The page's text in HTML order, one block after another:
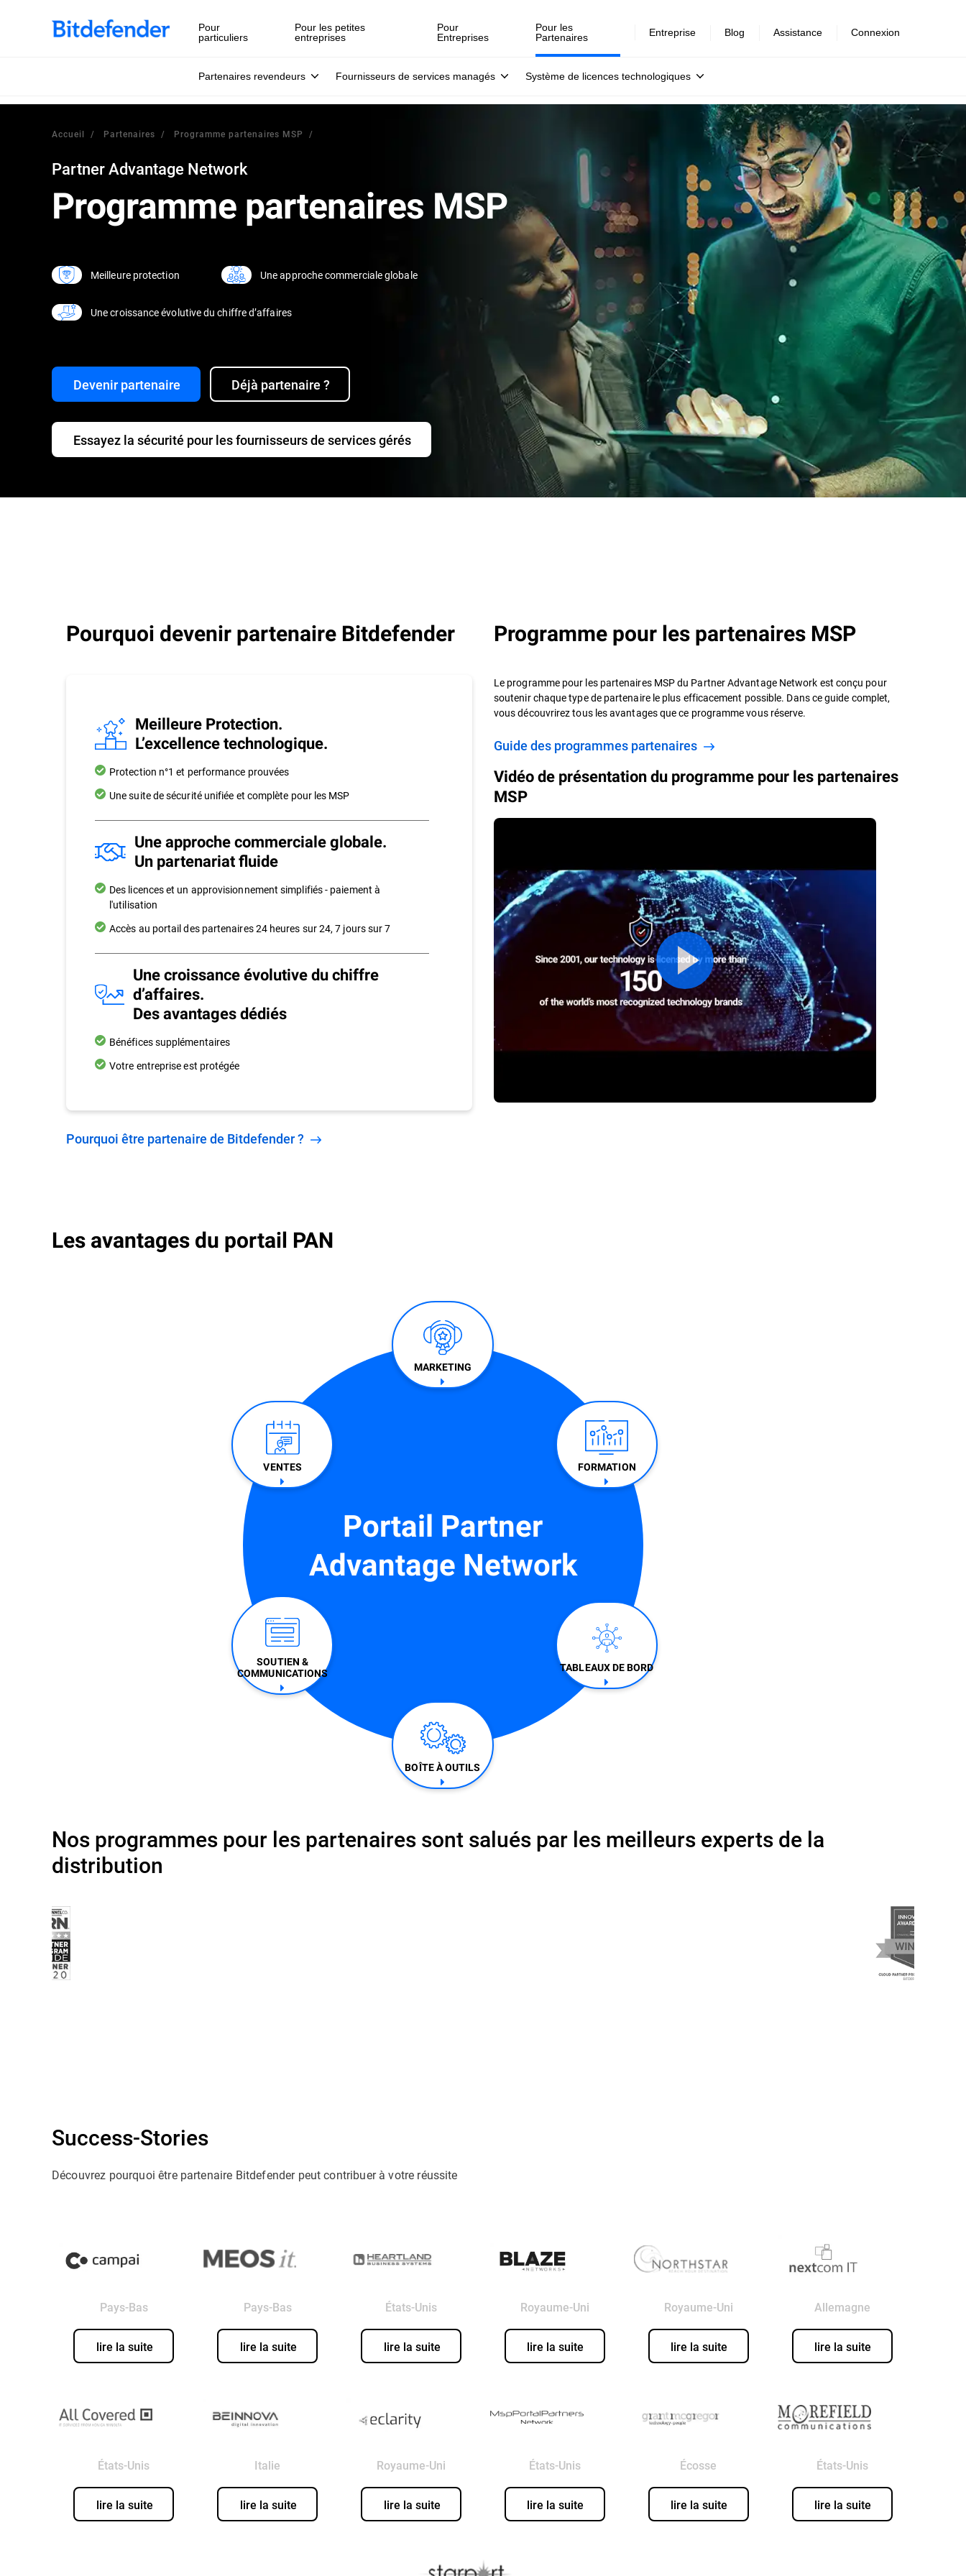
Pour
particuliers
Pour les petites
entreprises
Pour
Entreprises
Pour les
Partenaires
Partenaires revendeurs Fournisseurs de services managés Système de licences technologiques
Entreprise Blog Assistance Connexion
Accueil Partenaires Programme partenaires MSP
Partner Advantage Network
Programme partenaires MSP
Meilleure protection Une approche commerciale globale
Une croissance évolutive du chiffre d’affaires
Devenir partenaire Déjà partenaire ?
Essayez la sécurité pour les fournisseurs de services gérés
Pourquoi devenir partenaire Bitdefender
Meilleure Protection.
L’excellence technologique.
Protection n°1 et performance prouvées
Une suite de sécurité unifiée et complète pour les MSP
Une approche commerciale globale.
Un partenariat fluide
Des licences et un approvisionnement simplifiés - paiement à
l'utilisation
Accès au portail des partenaires 24 heures sur 24, 7 jours sur 7
Une croissance évolutive du chiffre
d’affaires.
Des avantages dédiés
Bénéfices supplémentaires
Votre entreprise est protégée
Pourquoi être partenaire de Bitdefender ?
Programme pour les partenaires MSP
Le programme pour les partenaires MSP du Partner Advantage Network est conçu pour
soutenir chaque type de partenaire le plus efficacement possible. Dans ce guide complet,
vous découvrirez tous les avantages que ce programme vous réserve.
Guide des programmes partenaires
Vidéo de présentation du programme pour les partenaires
MSP
Les avantages du portail PAN
Portail Partner
Advantage Network
MARKETING
FORMATION​
TABLEAUX DE BORD
BOÎTE À OUTILS
SOUTIEN &
COMMUNICATIONS
VENTES​
Nos programmes pour les partenaires sont salués par les meilleurs experts de la
distribution
Success-Stories
Découvrez pourquoi être partenaire Bitdefender peut contribuer à votre réussite
Pays-Bas
lire la suite
Pays-Bas
lire la suite
États-Unis
lire la suite
Royaume-Uni
lire la suite
Royaume-Uni
lire la suite
Allemagne
lire la suite
États-Unis
lire la suite
Italie
lire la suite
Royaume-Uni
lire la suite
États-Unis
lire la suite
Écosse
lire la suite
États-Unis
lire la suite